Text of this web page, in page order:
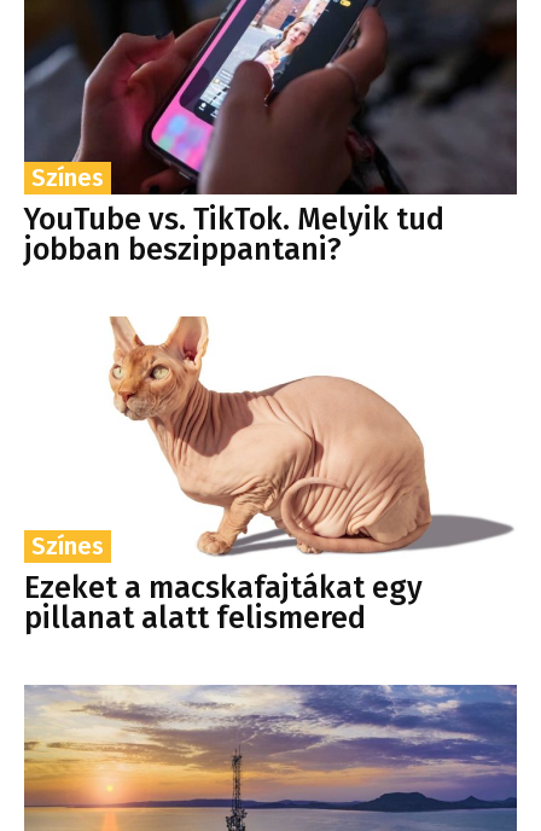
Színes
YouTube vs. TikTok. Melyik tud
jobban beszippantani?
Színes
Ezeket a macskafajtákat egy
pillanat alatt felismered